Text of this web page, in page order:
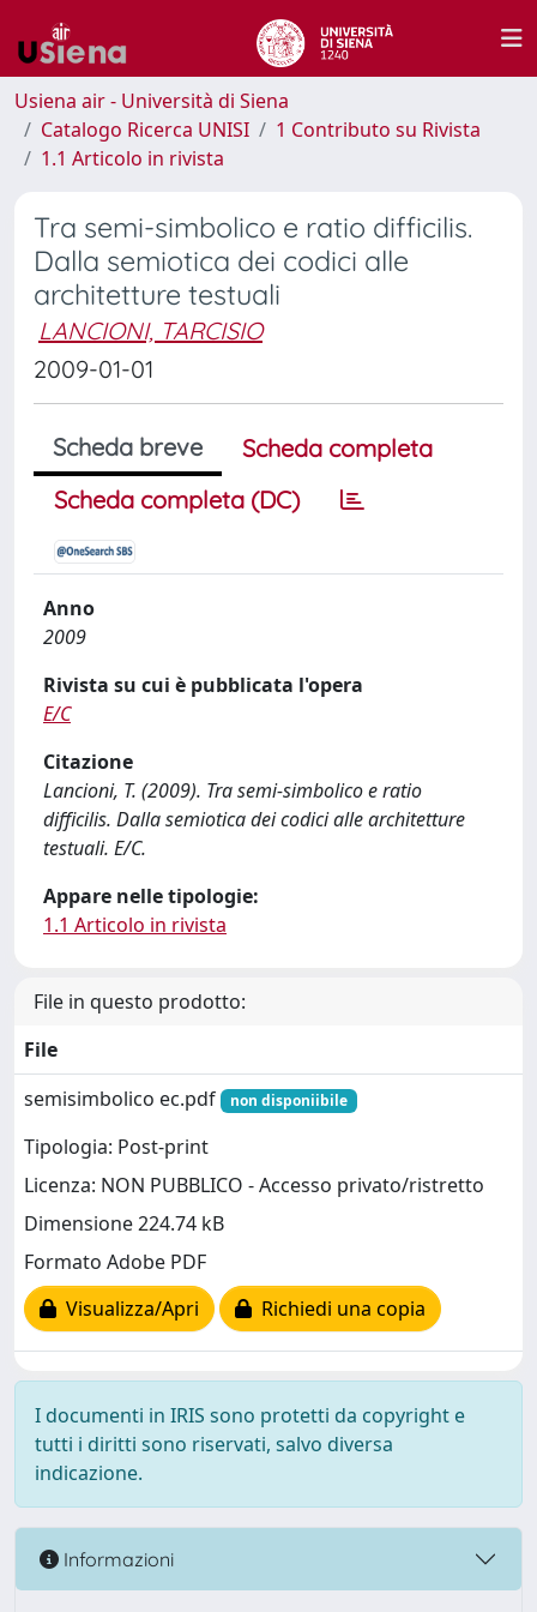
Usiena air - Università di Siena
Catalogo Ricerca UNISI
1 Contributo su Rivista
1.1 Articolo in rivista
Tra semi-simbolico e ratio difficilis.
Dalla semiotica dei codici alle
architetture testuali
LANCIONI, TARCISIO
2009-01-01
Scheda breve
Scheda completa
Scheda completa (DC)
Anno
2009
Rivista su cui è pubblicata l'opera
E/C
Citazione
Lancioni, T. (2009). Tra semi-simbolico e ratio
difficilis. Dalla semiotica dei codici alle architetture
testuali. E/C.
Appare nelle tipologie:
1.1 Articolo in rivista
File in questo prodotto:
File
semisimbolico ec.pdf
non disponiibile
Tipologia: Post-print
Licenza: NON PUBBLICO - Accesso privato/ristretto
Dimensione 224.74 kB
Formato Adobe PDF
Visualizza/Apri
Richiedi una copia
I documenti in IRIS sono protetti da copyright e
tutti i diritti sono riservati, salvo diversa
indicazione.
Informazioni